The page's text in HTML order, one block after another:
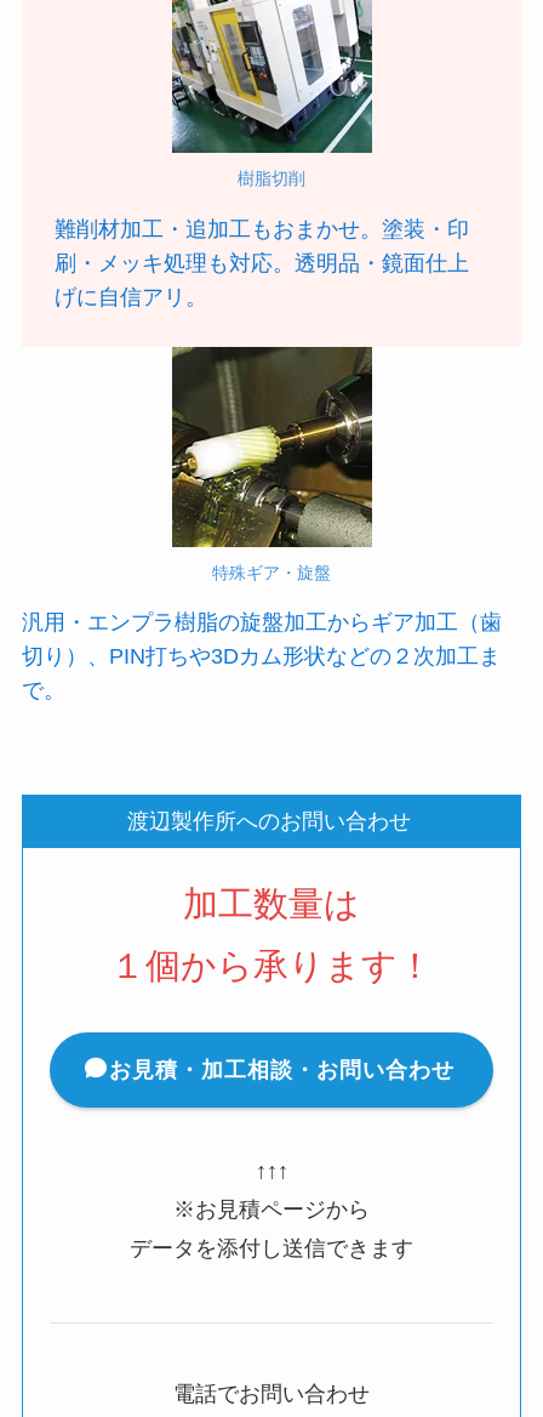
樹脂切削
難削材加工・追加工もおまかせ。塗装・印
刷・メッキ処理も対応。透明品・鏡面仕上
げに自信アリ。
特殊ギア・旋盤
汎用・エンプラ樹脂の旋盤加工からギア加工（歯
切り）、PIN打ちや3Dカム形状などの２次加工ま
で。
渡辺製作所へのお問い合わせ
加工数量は
１個から承ります！
お見積・加工相談・お問い合わせ
↑↑↑
※お見積ページから
データを添付し送信できます
電話でお問い合わせ